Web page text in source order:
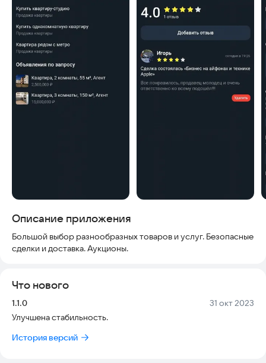
Описание приложения
Большой выбор разнообразных товаров и услуг. Безопасные
сделки и доставка. Аукционы.
Что нового
Версия:
1.1.0 Дата:
31 окт 2023
Улучшена стабильность.
История версий